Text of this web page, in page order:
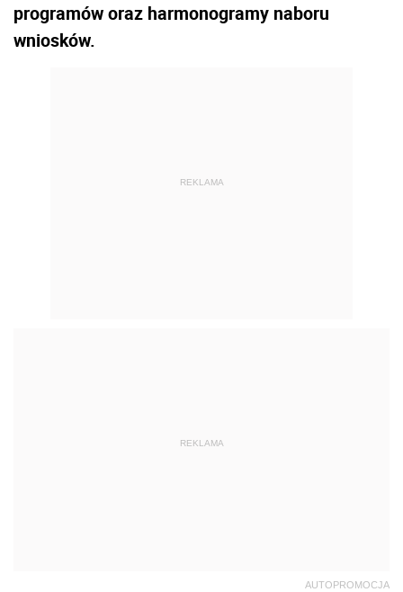
programów oraz harmonogramy naboru
wniosków.
REKLAMA
REKLAMA
AUTOPROMOCJA